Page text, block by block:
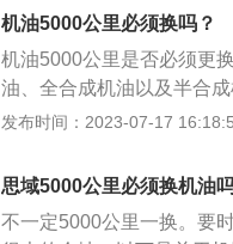
统、冷却系统、燃油系统
是保持车容整洁和技术状
长使用周期。
机油5000公里必须换吗？
机油5000公里是否必须更
油、全合成机油以及半合
里就必须更换一次机油，
当的粘稠度，可以有效堵
油长期不更换，会使机油
动机至关重要，它影响着
发布时间：2023-07-17
思域5000公里必须换机油
不一定5000公里一换。要